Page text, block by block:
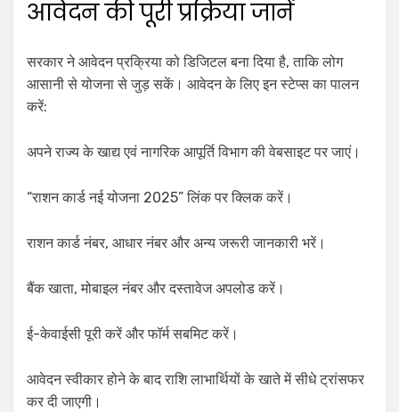
आवेदन की पूरी प्रक्रिया जानें
सरकार ने आवेदन प्रक्रिया को डिजिटल बना दिया है, ताकि लोग
आसानी से योजना से जुड़ सकें। आवेदन के लिए इन स्टेप्स का पालन
करें:
अपने राज्य के खाद्य एवं नागरिक आपूर्ति विभाग की वेबसाइट पर जाएं।
“राशन कार्ड नई योजना 2025” लिंक पर क्लिक करें।
राशन कार्ड नंबर, आधार नंबर और अन्य जरूरी जानकारी भरें।
बैंक खाता, मोबाइल नंबर और दस्तावेज अपलोड करें।
ई-केवाईसी पूरी करें और फॉर्म सबमिट करें।
आवेदन स्वीकार होने के बाद राशि लाभार्थियों के खाते में सीधे ट्रांसफर
कर दी जाएगी।